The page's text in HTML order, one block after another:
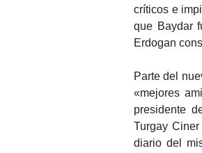
críticos e
que Baydar
Erdogan
Parte del
«mejores
presidente
Turgay
diario del